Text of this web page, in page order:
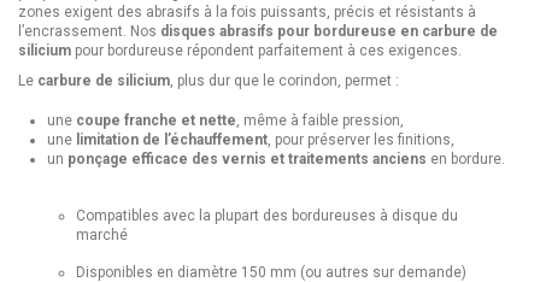
zones exigent des abrasifs à la fois puissants, précis et résistants à
l’encrassement. Nos disques abrasifs pour bordureuse en carbure de
silicium pour bordureuse répondent parfaitement à ces exigences.
Le carbure de silicium, plus dur que le corindon, permet :
une coupe franche et nette, même à faible pression,
une limitation de l’échauffement, pour préserver les finitions,
un ponçage efficace des vernis et traitements anciens en bordure.
Compatibles avec la plupart des bordureuses à disque du
marché
Disponibles en diamètre 150 mm (ou autres sur demande)